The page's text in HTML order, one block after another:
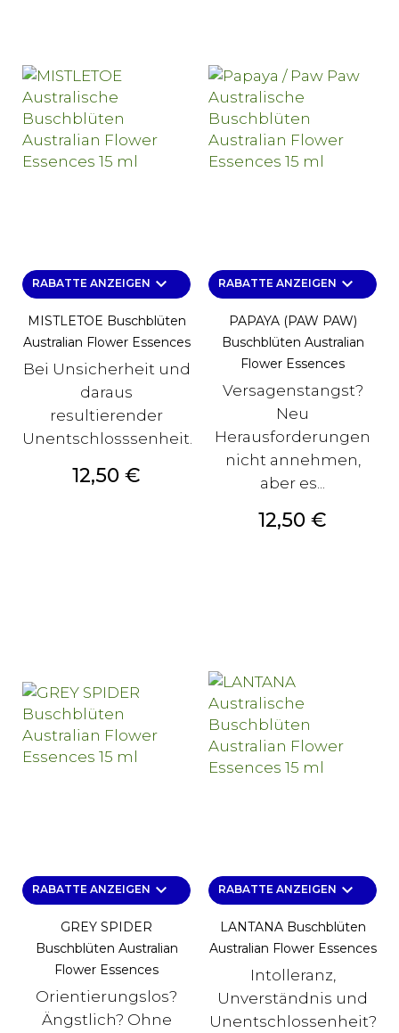
RABATTE ANZEIGEN keyboard_arrow_down
MISTLETOE Buschblüten
Australian Flower Essences
Bei Unsicherheit und
daraus
resultierender
Unentschlosssenheit.
Preis
12,50 €
RABATTE ANZEIGEN keyboard_arrow_down
PAPAYA (PAW PAW)
Buschblüten Australian
Flower Essences
Versagenstangst?
Neu
Herausforderungen
nicht annehmen,
aber es...
Preis
12,50 €
RABATTE ANZEIGEN keyboard_arrow_down
GREY SPIDER
Buschblüten Australian
Flower Essences
Orientierungslos?
Ängstlich? Ohne
RABATTE ANZEIGEN keyboard_arrow_down
LANTANA Buschblüten
Australian Flower Essences
Intolleranz,
Unverständnis und
Unentschlossenheit?